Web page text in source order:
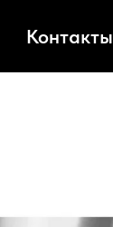
Контакты